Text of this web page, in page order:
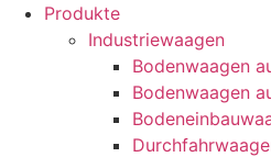
Produkte
Industriewaagen
Bodenwaagen
Bodenwaagen